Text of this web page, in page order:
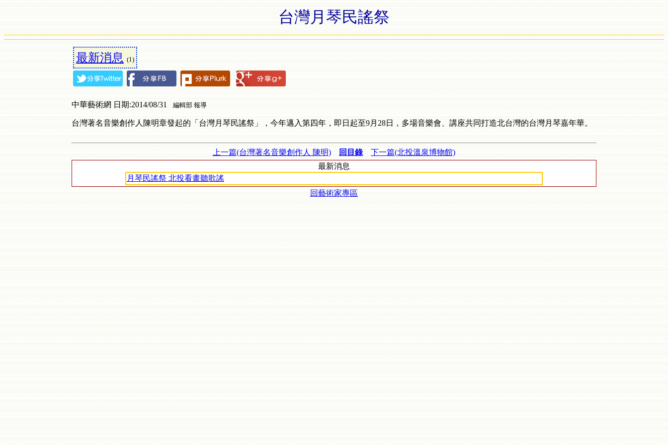
台灣月琴民謠祭
最新消息 (1)
中華藝術網 日期:2014/08/31 編輯部 報導
台灣著名音樂創作人陳明章發起的「台灣月琴民謠祭」，今年邁入第四年，即日起至9月28日，多場音樂會、講座共同打造北台灣的台灣月琴嘉年華。
上一篇(台灣著名音樂創作人 陳明) 回目錄
下一篇(北投溫泉博物館)
最新消息
月琴民謠祭 北投看畫聽歌謠
回藝術家專區